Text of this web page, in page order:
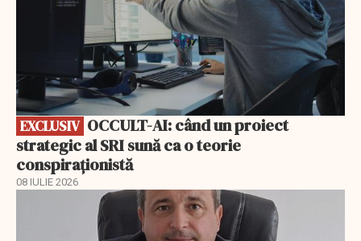
EXCLUSIV
strategic al SRI sună ca o teorie
conspiraționistă
08 IULIE 2026